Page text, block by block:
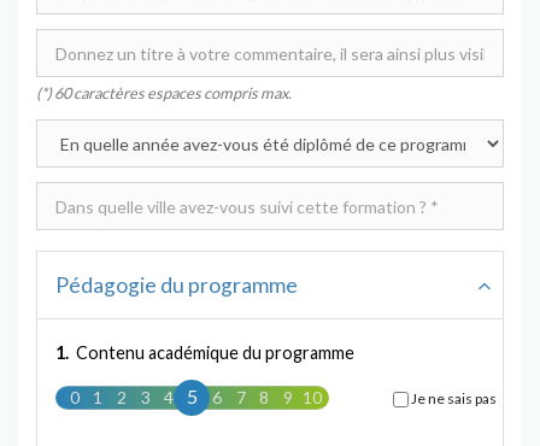
(*) 60 caractères espaces compris max.
Pédagogie du programme
1. Contenu académique du programme
5
0 1 2 3 4 5 6 7 8 9 10 Je ne sais pas